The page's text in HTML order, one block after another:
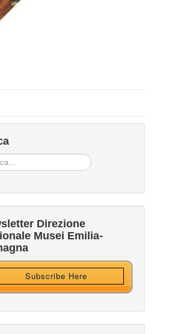
Direzione
Musei Emilia-
Subscribe Here
alla nostra newsletter
Ricevi HTML?